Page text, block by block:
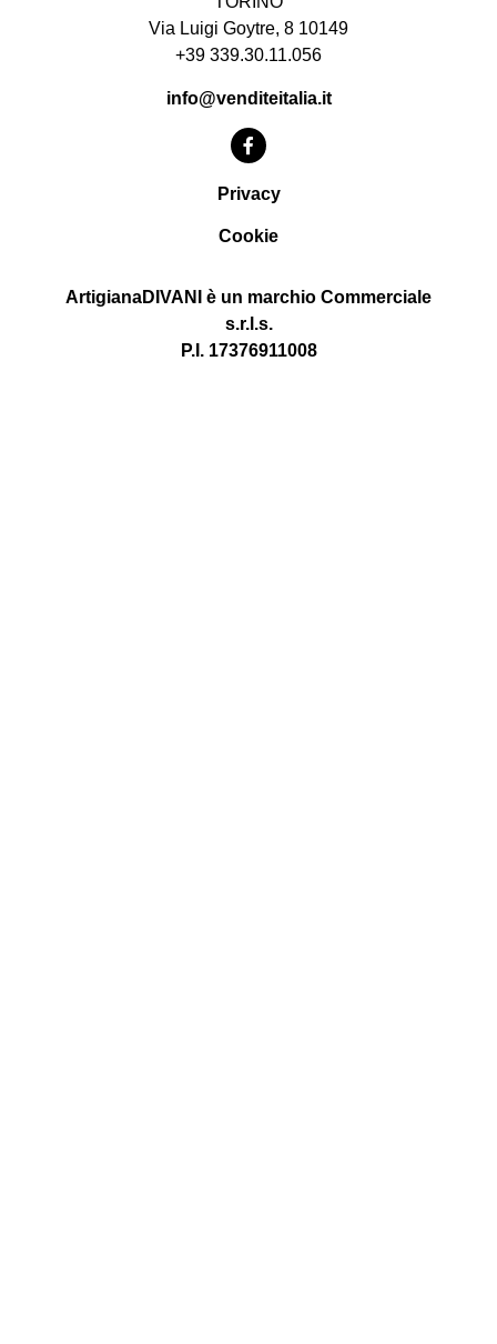
Via Luigi Goytre, 8 10149
+39 339.30.11.056
info@venditeitalia.it
Privacy
Cookie
ArtigianaDIVANI è un marchio Commerciale
s.r.l.s.
P.I. 17376911008